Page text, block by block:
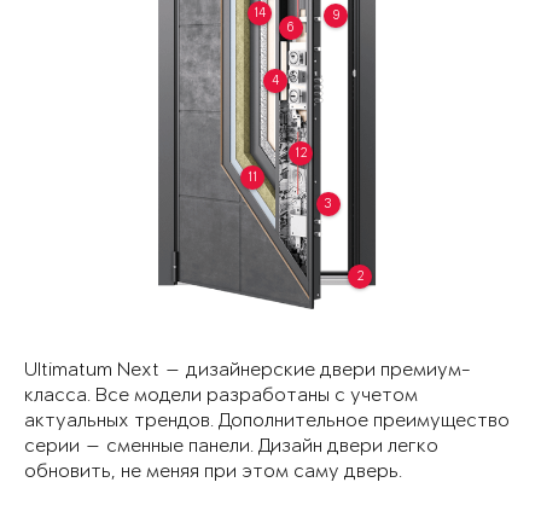
2
3
4
6
9
11
12
14
Ultimatum Next — дизайнерские двери премиум-
класса. Все модели разработаны с учетом
актуальных трендов. Дополнительное преимущество
серии — сменные панели. Дизайн двери легко
обновить, не меняя при этом саму дверь.